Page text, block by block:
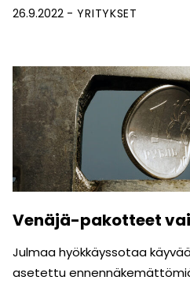
26.9.2022 YRITYKSET
Venäjä-pakotteet
Julmaa hyökkäyssotaa
asetettu